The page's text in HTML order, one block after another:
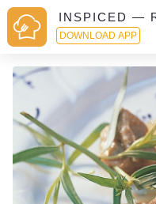
INSPICED —
DOWNLOAD APP